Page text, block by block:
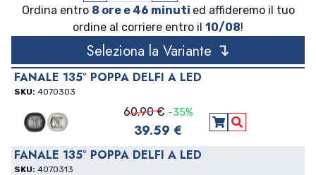
Ordina entro 8 ore e 46 minuti ed affideremo il tuo
ordine al corriere entro il 10/08!
Seleziona la Variante ↴
FANALE 135° POPPA DELFI A LED
SKU: 4070303
60.90 € -35%
39.59 € Aggiungi al
Vedi Dettagli
FANALE 135° POPPA DELFI A LED
SKU: 4070313